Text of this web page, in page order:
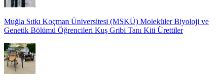
Muğla Sıtkı Koçman Üniversitesi (MSKÜ) Moleküler Biyoloji ve
Genetik Bölümü Öğrencileri Kuş Gribi Tanı Kiti Ürettiler